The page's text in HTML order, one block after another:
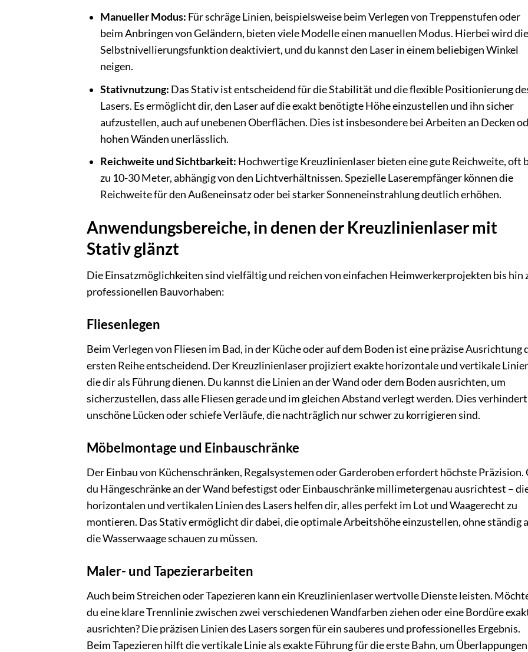
Manueller Modus: Für schräge Linien, beispielsweise beim Verlegen von Treppenstufen oder
beim Anbringen von Geländern, bieten viele Modelle einen manuellen Modus. Hierbei wird die
Selbstnivellierungsfunktion deaktiviert, und du kannst den Laser in einem beliebigen Winkel
neigen.
Stativnutzung: Das Stativ ist entscheidend für die Stabilität und die flexible Positionierung
Lasers. Es ermöglicht dir, den Laser auf die exakt benötigte Höhe einzustellen und ihn sicher
aufzustellen, auch auf unebenen Oberflächen. Dies ist insbesondere bei Arbeiten an Decken
hohen Wänden unerlässlich.
Reichweite und Sichtbarkeit: Hochwertige Kreuzlinienlaser bieten eine gute Reichweite, oft
zu 10-30 Meter, abhängig von den Lichtverhältnissen. Spezielle Laserempfänger können die
Reichweite für den Außeneinsatz oder bei starker Sonneneinstrahlung deutlich erhöhen.
Anwendungsbereiche, in denen der Kreuzlinienlaser mit
Stativ glänzt
Die Einsatzmöglichkeiten sind vielfältig und reichen von einfachen Heimwerkerprojekten bis hin
professionellen Bauvorhaben:
Fliesenlegen
Beim Verlegen von Fliesen im Bad, in der Küche oder auf dem Boden ist eine präzise Ausrichtung
ersten Reihe entscheidend. Der Kreuzlinienlaser projiziert exakte horizontale und vertikale
die dir als Führung dienen. Du kannst die Linien an der Wand oder dem Boden ausrichten, um
sicherzustellen, dass alle Fliesen gerade und im gleichen Abstand verlegt werden. Dies verhindert
unschöne Lücken oder schiefe Verläufe, die nachträglich nur schwer zu korrigieren sind.
Möbelmontage und Einbauschränke
Der Einbau von Küchenschränken, Regalsystemen oder Garderoben erfordert höchste Präzision.
du Hängeschränke an der Wand befestigst oder Einbauschränke millimetergenau ausrichtest –
horizontalen und vertikalen Linien des Lasers helfen dir, alles perfekt im Lot und Waagerecht zu
montieren. Das Stativ ermöglicht dir dabei, die optimale Arbeitshöhe einzustellen, ohne ständig
die Wasserwaage schauen zu müssen.
Maler- und Tapezierarbeiten
Auch beim Streichen oder Tapezieren kann ein Kreuzlinienlaser wertvolle Dienste leisten.
du eine klare Trennlinie zwischen zwei verschiedenen Wandfarben ziehen oder eine Bordüre
ausrichten? Die präzisen Linien des Lasers sorgen für ein sauberes und professionelles Ergebnis.
Beim Tapezieren hilft die vertikale Linie als exakte Führung für die erste Bahn, um Überlappungen